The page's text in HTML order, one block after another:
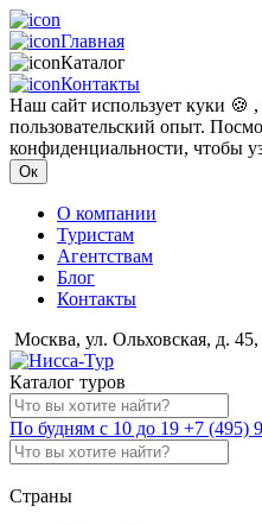
Главная
Каталог
Контакты
Наш сайт использует куки 🍪
пользовательский опыт.
конфиденциальности, чтобы
Ок
О компании
Туристам
Агентствам
Блог
Контакты
Москва, ул. Ольховская, д. 45,
Каталог туров
По будням с 10 до 19 +7 (495)
Страны